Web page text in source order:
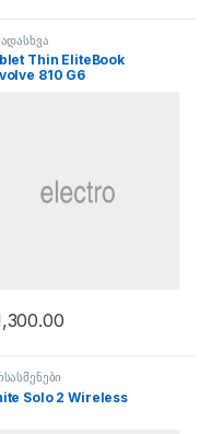
Thin EliteBook
810 G6
Solo 2 Wireless